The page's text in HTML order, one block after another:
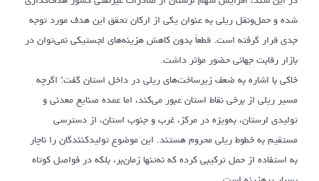
شده و حمل‌ونقل ریلی به عنوان یکی از ارکان تحقق این هدف مورد توجه
جدی قرار گرفته است. قطعاً بدون کاهش هزینه‌های لجستیکی نمی‌توان در
بازار رقابت جهانی حضور مؤثر داشت.
خاکی با اشاره به ضعف زیرساخت‌های ریلی در داخل استان گفت: اگرچه
مسیر ریلی از برخی نقاط استان عبور می‌کند، اما عمده صنایع معدنی و
تولیدی لرستان، به‌ویژه در مرکز، غرب و جنوب استان، از دسترسی
مستقیم به خطوط ریلی محروم هستند. این موضوع تولیدکنندگان را ناچار
به استفاده از حمل ترکیبی کرده که نه‌تنها زمان‌بر، بلکه در فواصل کوتاه